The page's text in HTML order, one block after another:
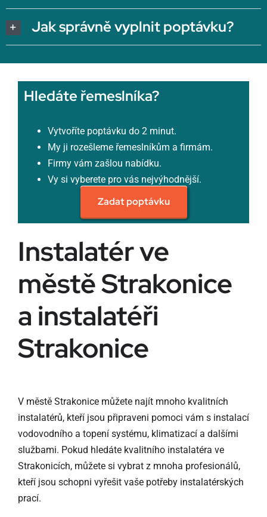
Jak správně vyplnit poptávku?
Hledáte řemeslníka?
Vytvoříte poptávku do 2 minut.
My ji rozešleme řemeslníkům a firmám.
Firmy vám zašlou nabídku.
Vy si vyberete pro vás nejvýhodnější.
Zadat poptávku
Instalatér ve
městě Strakonice
a instalatéři
Strakonice
V městě Strakonice můžete najít mnoho kvalitních
instalatérů, kteří jsou připraveni pomoci vám s instalací
vodovodního a topení systému, klimatizací a dalšími
službami. Pokud hledáte kvalitního instalatéra ve
Strakonicích, můžete si vybrat z mnoha profesionálů,
kteří jsou schopni vyřešit vaše potřeby instalatérských
prací.